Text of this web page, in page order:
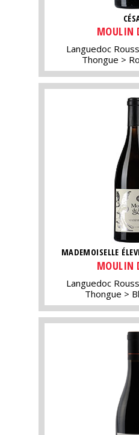
MOULIN
Languedoc
Thongue
MADEMOISELLE
MOULIN
Languedoc
Thongue